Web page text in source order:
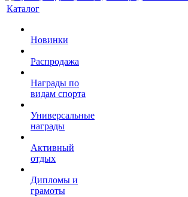
Каталог
Новинки
Распродажа
Награды по
видам спорта
Универсальные
награды
Активный
отдых
Дипломы и
грамоты